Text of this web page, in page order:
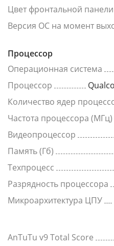
Цвет фронтальной панели
Версия ОС на момент
Процессор
Операционная система
Процессор
Количество ядер
Частота процессора (МГц)
Видеопроцессор
Память (Гб)
Техпроцесс
Разрядность процессора
Микроархитектура ЦПУ
AnTuTu v9 Total Score